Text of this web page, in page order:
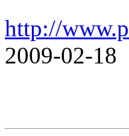
http://
2009-02-18